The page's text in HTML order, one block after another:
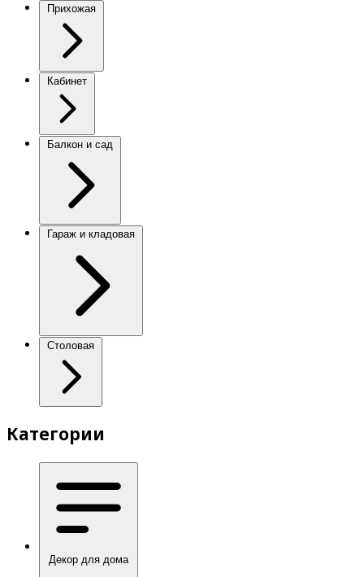
Прихожая
Кабинет
Балкон и сад
Гараж и кладовая
Столовая
Категории
Декор для дома